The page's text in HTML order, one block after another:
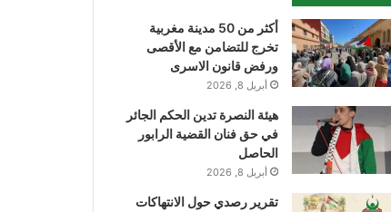
أكثر من 50 مدينة مغربية
تخرج للتضامن مع الأقصى
ورفض قانون الاسرى
أبريل 8, 2026
هيئة النصرة تدين الحكم الجائر
في حق فنان القضية الرابور
الحاصل
أبريل 8, 2026
تقرير رصدي حول الانتهاكات